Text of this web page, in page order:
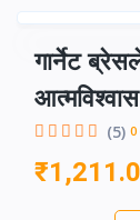
गार्नेट
(5) 0